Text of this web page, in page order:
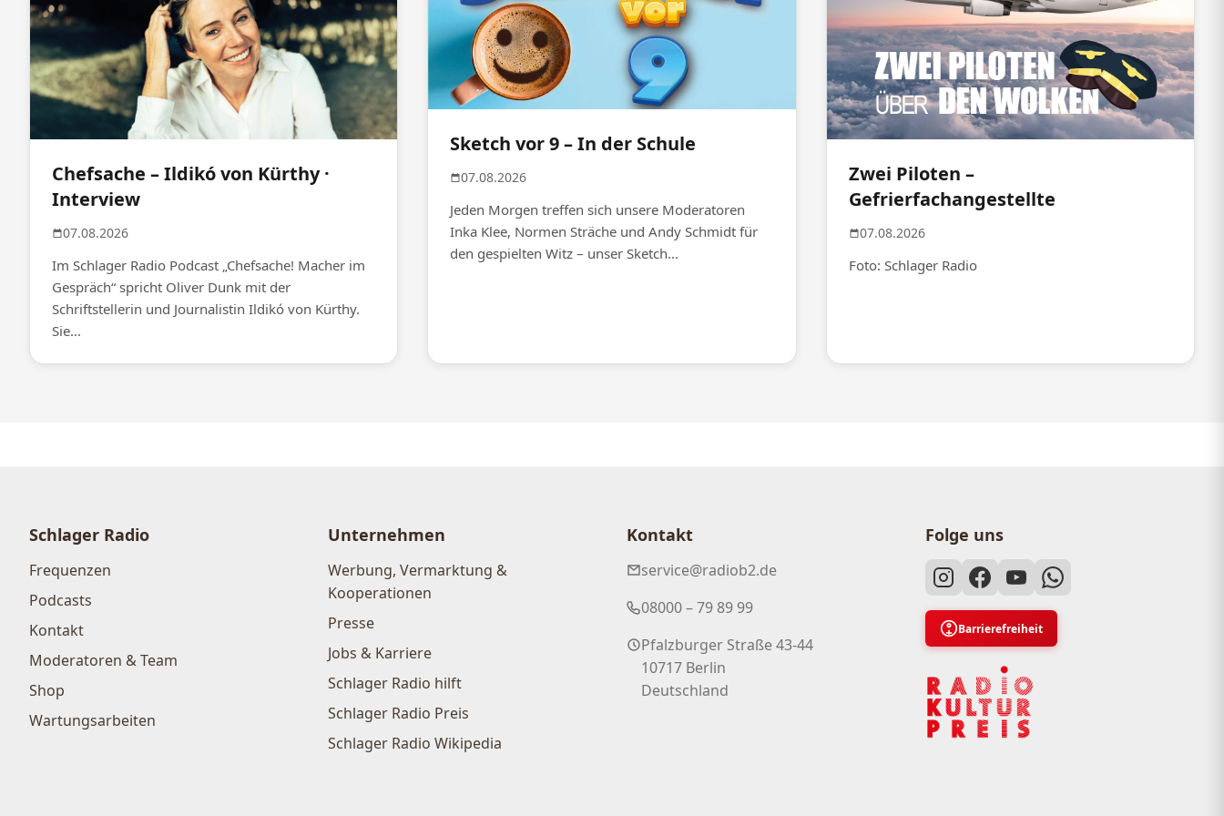
Chefsache – Ildikó von Kürthy ·
Interview
07.08.2026
Im Schlager Radio Podcast „Chefsache! Macher im
Gespräch“ spricht Oliver Dunk mit der
Schriftstellerin und Journalistin Ildikó von Kürthy.
Sie...
Sketch vor 9 – In der Schule
07.08.2026
Jeden Morgen treffen sich unsere Moderatoren
Inka Klee, Normen Sträche und Andy Schmidt für
den gespielten Witz – unser Sketch...
Zwei Piloten –
Gefrierfachangestellte
07.08.2026
Foto: Schlager Radio
Schlager Radio
Frequenzen
Podcasts
Kontakt
Moderatoren & Team
Shop
Wartungsarbeiten
Unternehmen
Werbung, Vermarktung &
Kooperationen
Presse
Jobs & Karriere
Schlager Radio hilft
Schlager Radio Preis
Schlager Radio Wikipedia
Kontakt
service@radiob2.de
08000 – 79 89 99
Pfalzburger Straße 43-44
10717 Berlin
Deutschland
Folge uns
Barrierefreiheit